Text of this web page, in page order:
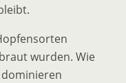
wurden. Wie